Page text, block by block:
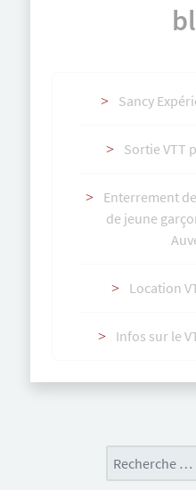
Sancy
Sortie VTT
Enterrement
de jeune
Location
Infos sur le